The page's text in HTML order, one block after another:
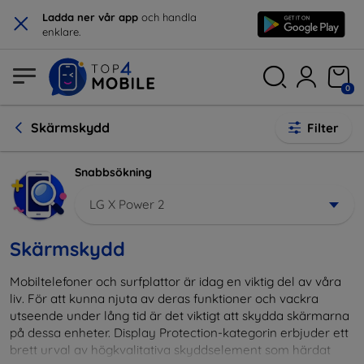
× Ladda ner vår app och handla
enklare.
0
Skärmskydd Filter
Snabbsökning
LG X Power 2
Skärmskydd
Mobiltelefoner och surfplattor är idag en viktig del av våra
liv. För att kunna njuta av deras funktioner och vackra
utseende under lång tid är det viktigt att skydda skärmarna
på dessa enheter. Display Protection-kategorin erbjuder ett
brett urval av högkvalitativa skyddselement som härdat